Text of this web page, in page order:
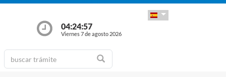
04:24:58
Viernes 7 de agosto 2026